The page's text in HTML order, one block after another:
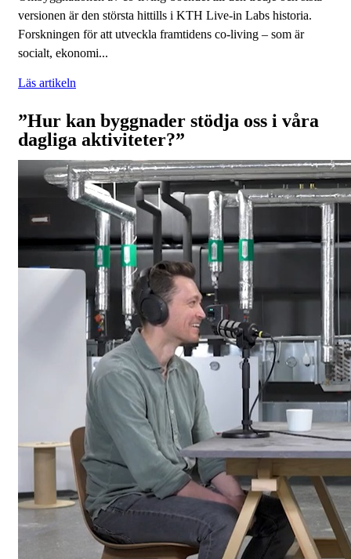
versionen är den största hittills i KTH Live-in Labs historia.
Forskningen för att utveckla framtidens co-living – som är
socialt, ekonomi...
Läs artikeln
”Hur kan byggnader stödja oss i våra
dagliga aktiviteter?”